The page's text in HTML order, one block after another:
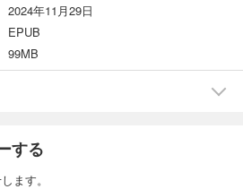
2024年11月29日
EPUB
99MB
する
ます。